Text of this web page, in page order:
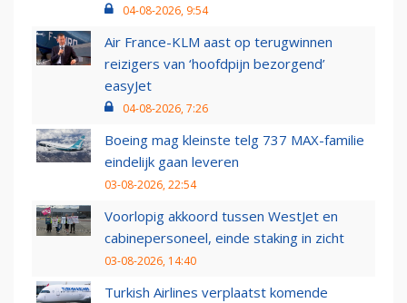
04-08-2026, 9:54
Air France-KLM aast op terugwinnen
reizigers van ‘hoofdpijn bezorgend’
easyJet
04-08-2026, 7:26
Boeing mag kleinste telg 737 MAX-familie
eindelijk gaan leveren
03-08-2026, 22:54
Voorlopig akkoord tussen WestJet en
cabinepersoneel, einde staking in zicht
03-08-2026, 14:40
Turkish Airlines verplaatst komende